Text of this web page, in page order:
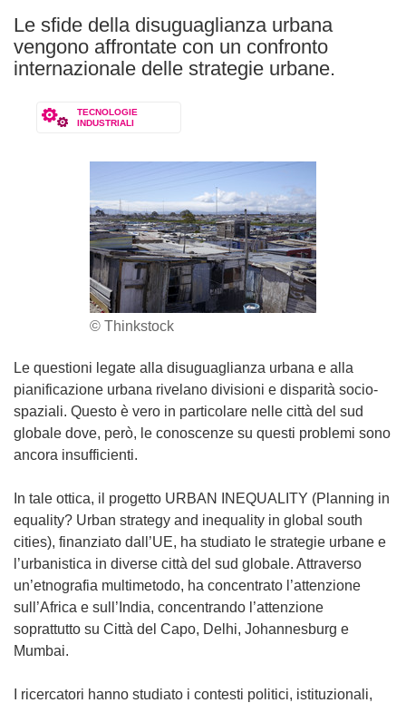
Le sfide della disuguaglianza urbana
vengono affrontate con un confronto
internazionale delle strategie urbane.
TECNOLOGIE
INDUSTRIALI
© Thinkstock
Le questioni legate alla disuguaglianza urbana e alla
pianificazione urbana rivelano divisioni e disparità socio-
spaziali. Questo è vero in particolare nelle città del sud
globale dove, però, le conoscenze su questi problemi sono
ancora insufficienti.
In tale ottica, il progetto URBAN INEQUALITY (Planning in
equality? Urban strategy and inequality in global south
cities), finanziato dall’UE, ha studiato le strategie urbane e
l’urbanistica in diverse città del sud globale. Attraverso
un’etnografia multimetodo, ha concentrato l’attenzione
sull’Africa e sull’India, concentrando l’attenzione
soprattutto su Città del Capo, Delhi, Johannesburg e
Mumbai.
I ricercatori hanno studiato i contesti politici, istituzionali,